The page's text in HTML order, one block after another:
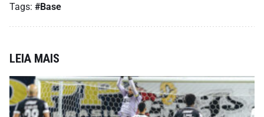
Tags: #Base
LEIA MAIS